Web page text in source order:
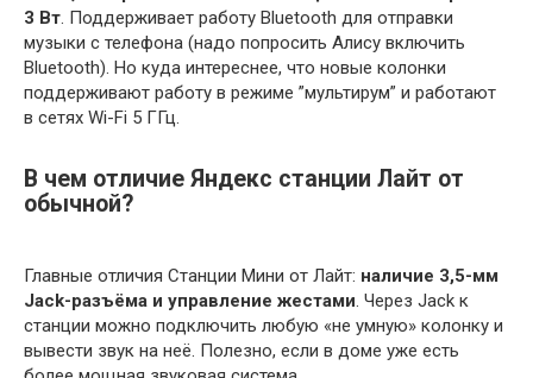
3 Вт. Поддерживает работу Bluetooth для отправки
музыки с телефона (надо попросить Алису включить
Bluetooth). Но куда интереснее, что новые колонки
поддерживают работу в режиме ”мультирум” и работают
в сетях Wi-Fi 5 ГГц.
В чем отличие Яндекс станции Лайт от
обычной?
Главные отличия Станции Мини от Лайт: наличие 3,5-мм
Jack-разъёма и управление жестами. Через Jack к
станции можно подключить любую «не умную» колонку и
вывести звук на неё. Полезно, если в доме уже есть